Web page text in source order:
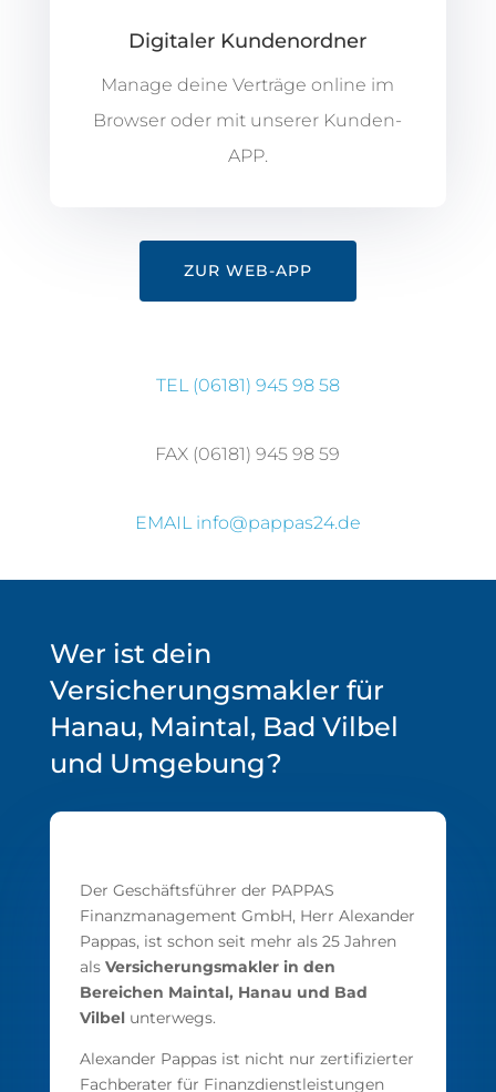
Digitaler Kundenordner
Manage deine Verträge online im
Browser oder mit unserer Kunden-
APP.
ZUR WEB-APP
TEL (06181) 945 98 58
FAX (06181) 945 98 59
EMAIL info@pappas24.de
Wer ist dein
Versicherungsmakler für
Hanau, Maintal, Bad Vilbel
und Umgebung?
Der Geschäftsführer der PAPPAS
Finanzmanagement GmbH, Herr Alexander
Pappas, ist schon seit mehr als 25 Jahren
als Versicherungsmakler in den
Bereichen Maintal, Hanau und Bad
Vilbel unterwegs.
Alexander Pappas ist nicht nur zertifizierter
Fachberater für Finanzdienstleistungen